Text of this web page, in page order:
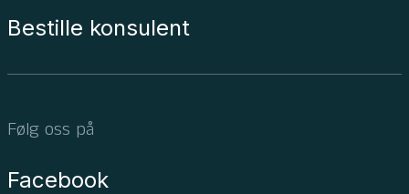
Bestille konsulent
Følg oss på
Facebook